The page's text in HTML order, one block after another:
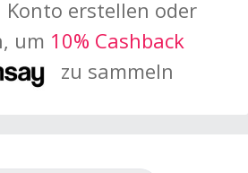
Konto erstellen oder
um 10% Cashback
zu sammeln